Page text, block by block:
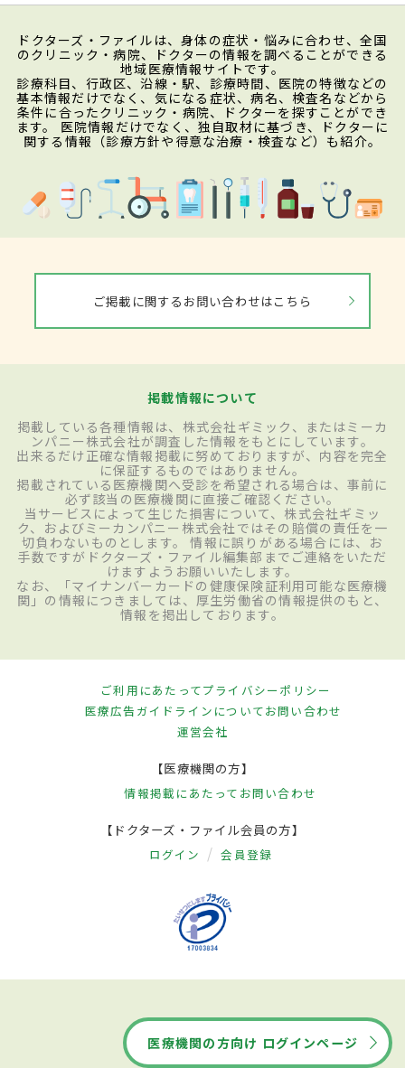
ドクターズ・ファイルは、身体の症状・悩みに合わせ、全国
のクリニック・病院、ドクターの情報を調べることができる
地域医療情報サイトです。
診療科目、行政区、沿線・駅、診療時間、医院の特徴などの
基本情報だけでなく、気になる症状、病名、検査名などから
条件に合ったクリニック・病院、ドクターを探すことができ
ます。 医院情報だけでなく、独自取材に基づき、ドクターに
関する情報（診療方針や得意な治療・検査など）も紹介。
ご掲載に関するお問い合わせはこちら
掲載情報について
掲載している各種情報は、株式会社ギミック、またはミーカ
ンパニー株式会社が調査した情報をもとにしています。
出来るだけ正確な情報掲載に努めておりますが、内容を完全
に保証するものではありません。
掲載されている医療機関へ受診を希望される場合は、事前に
必ず該当の医療機関に直接ご確認ください。
当サービスによって生じた損害について、株式会社ギミッ
ク、およびミーカンパニー株式会社ではその賠償の責任を一
切負わないものとします。 情報に誤りがある場合には、お
手数ですがドクターズ・ファイル編集部までご連絡をいただ
けますようお願いいたします。
なお、「マイナンバーカードの健康保険証利用可能な医療機
関」の情報につきましては、厚生労働省の情報提供のもと、
情報を掲出しております。
ご利用にあたってプライバシーポリシー
医療広告ガイドラインについてお問い合わせ
運営会社
【医療機関の方】
情報掲載にあたって お問い合わせ
【ドクターズ・ファイル会員の方】
ログイン 会員登録
医療機関の方向け ログインページ